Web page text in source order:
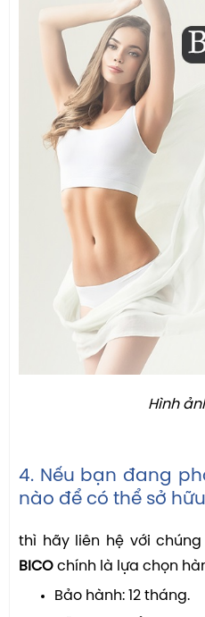
Hình
4. Nếu bạn đang
nào để có thể sở hữu
thì hãy liên hệ với chúng
BICO chính là lựa chọn
Bảo hành: 12 tháng.